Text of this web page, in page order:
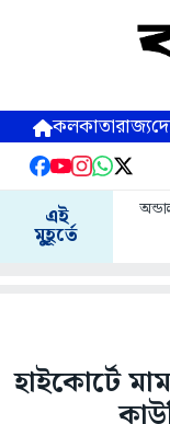
কলকাতারাজ্য
এই
মুহূর্তে
হাইকোর্টে